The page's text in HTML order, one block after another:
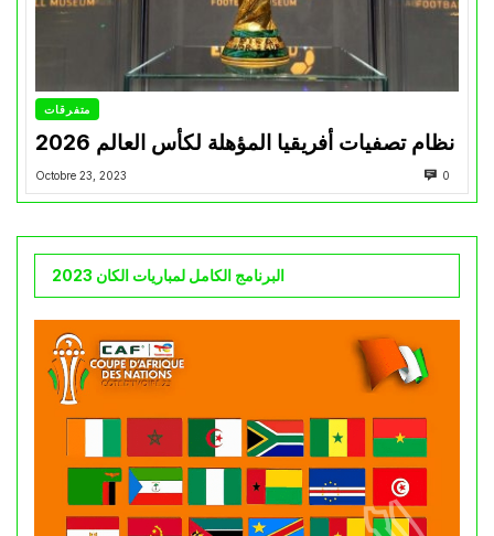
متفرقات
نظام تصفيات أفريقيا المؤهلة لكأس العالم 2026
Octobre 23, 2023 0
البرنامج الكامل لمباريات الكان 2023